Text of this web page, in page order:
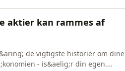
aktier kan rammes af
de vigtigste historier om dine
- is&aelig;r din egen.